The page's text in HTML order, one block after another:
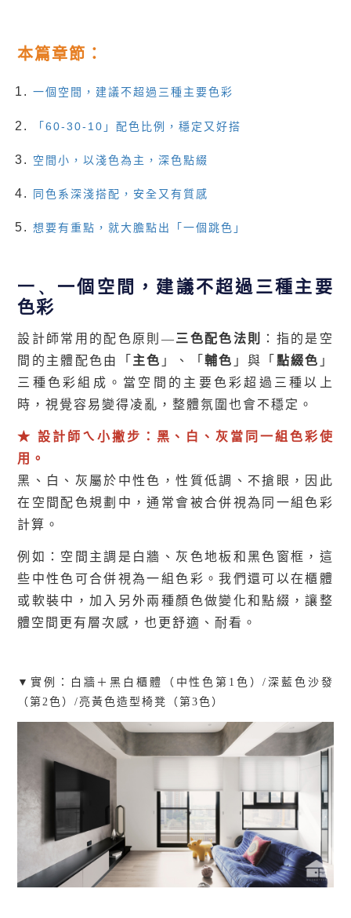
本篇章節：
一個空間，建議不超過三種主要色彩
「60-30-10」配色比例，穩定又好搭
空間小，以淺色為主，深色點綴
同色系深淺搭配，安全又有質感
想要有重點，就大膽點出「一個跳色」
一、 一個空間，建議不超過三種主要
色彩
設計師常用的配色原則—三色配色法則
：指的是空
間的主體配色由「 主色 」、「 輔色 」與「 點綴色 」
三種色彩組成。當空間的主要色彩超過三種以上
時，視覺容易變得凌亂，整體氛圍也會不穩定。
★ 設計師ㄟ小撇步：黑、白、灰當同一組色彩使
用。
黑、白、灰屬於中性色，性質低調、不搶眼，因此
在空間配色規劃中，通常會被合併視為同一組色彩
計算。
例如：空間主調是白牆、灰色地板和黑色窗框，這
些中性色可合併視為一組色彩。我們還可以在櫃體
或軟裝中，加入另外兩種顏色做變化和點綴，讓整
體空間更有層次感，也更舒適、耐看。
▼實例： 白牆＋黑白櫃體（中性色第1色）/ 深藍色沙發
（第2色）/亮黃色造型椅凳（第3色）